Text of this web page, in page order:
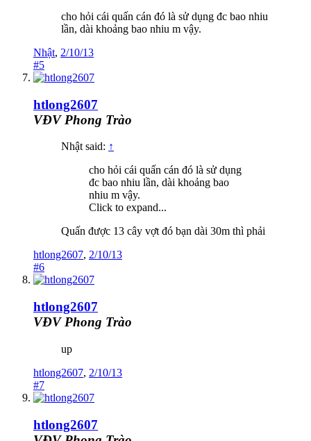
cho hỏi cái quấn cán đó là sử dụng đc bao nhiu
lần, dài khoảng bao nhiu m vậy.
Nhật, 2/10/13
#5
htlong2607
VĐV Phong Trào
Nhật said: ↑
cho hỏi cái quấn cán đó là sử dụng
đc bao nhiu lần, dài khoảng bao
nhiu m vậy.
Click to expand...
Quấn được 13 cây vợt đó bạn dài 30m thì phải
htlong2607, 2/10/13
#6
htlong2607
VĐV Phong Trào
up
htlong2607, 2/10/13
#7
htlong2607